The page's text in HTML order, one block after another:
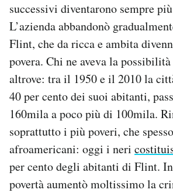
successivi diventarono sempre
L’azienda abbandonò
Flint, che da ricca e ambita
povera. Chi ne aveva la
altrove: tra il 1950 e il 2010 la
40 per cento dei suoi abitanti,
160mila a poco più di 100mila.
soprattutto i più poveri, che
afroamericani: oggi i neri
per cento degli abitanti di Flint.
povertà aumentò moltissimo la